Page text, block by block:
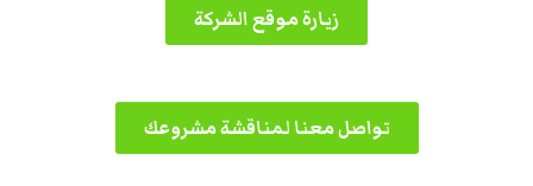
زيارة موقع الشركة
تواصل معنا لمناقشة مشروعك